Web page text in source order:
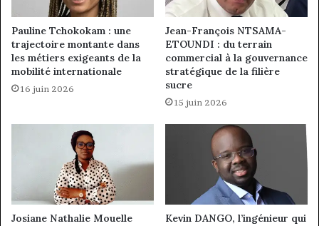
Pauline Tchokokam : une
trajectoire montante dans
les métiers exigeants de la
mobilité internationale
16 juin 2026
Jean-François NTSAMA-
ETOUNDI : du terrain
commercial à la gouvernance
stratégique de la filière
sucre
15 juin 2026
Josiane Nathalie Mouelle
Kevin DANGO, l’ingénieur qui